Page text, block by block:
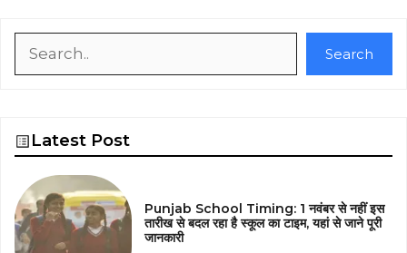
Search
Latest Post
Punjab School Timing: 1 नवंबर से नहीं इस
तारीख से बदल रहा है स्कूल का टाइम, यहां से जाने पूरी
जानकारी